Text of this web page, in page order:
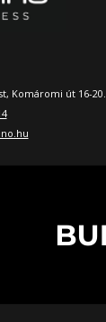
Komáromi út 16-20.